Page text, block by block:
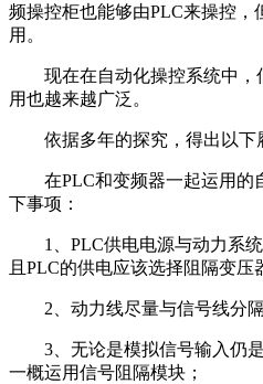
频操控柜也能够由PLC来操控，
用。
现在在自动化操控系统中，
用也越来越广泛。
依据多年的探究，得出以下
在PLC和变频器一起运用的
下事项：
1、PLC供电电源与动力系统
且PLC的供电应该选择阻隔变压
2、动力线尽量与信号线分隔
3、无论是模拟信号输入仍是
一概运用信号阻隔模块；